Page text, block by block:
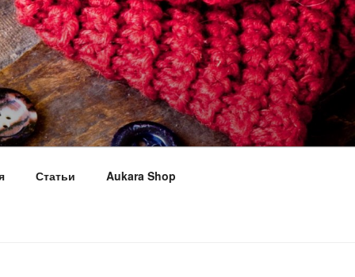
Статьи Aukara Shop